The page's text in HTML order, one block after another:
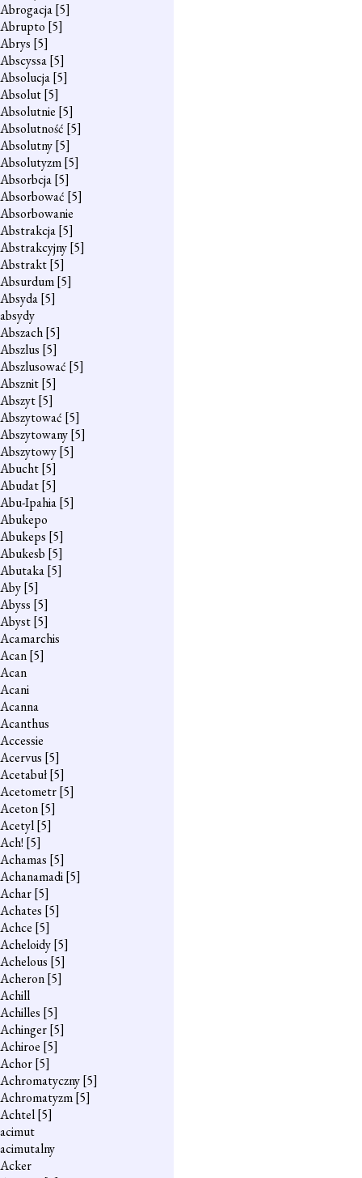
Abrogacja[5]
Abrupto [5]
Abrys [5]
Abscyssa[5]
Absolucja[5]
Absolut[5]
Absolutnie [5]
Absolutność [5]
Absolutny[5]
Absolutyzm[5]
Absorbcja[5]
Absorbować [5]
Absorbowanie
Abstrakcja[5]
Abstrakcyjny[5]
Abstrakt[5]
Absurdum[5]
Absyda[5]
absydy
Abszach[5]
Abszlus [5]
Abszlusować [5]
Absznit[5]
Abszyt[5]
Abszytować [5]
Abszytowany[5]
Abszytowy[5]
Abucht[5]
Abudat[5]
Abu-Ipahia[5]
Abukepo
Abukeps [5]
Abukesb [5]
Abutaka[5]
Aby[5]
Abyss [5]
Abyst[5]
Acamarchis
Acan[5]
Acan
Acani
Acanna
Acanthus
Accessie
Acervus [5]
Acetabuł[5]
Acetometr[5]
Aceton[5]
Acetyl[5]
Ach! [5]
Achamas [5]
Achanamadi[5]
Achar[5]
Achates [5]
Achce [5]
Acheloidy[5]
Achelous [5]
Acheron[5]
Achill
Achilles [5]
Achinger[5]
Achiroe [5]
Achor[5]
Achromatyczny[5]
Achromatyzm[5]
Achtel[5]
acimut
acimutalny
Acker